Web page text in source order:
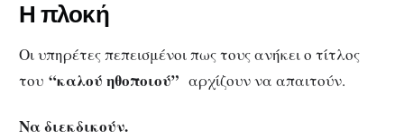
Η πλοκή
Οι υπηρέτες πεπεισμένοι πως τους ανήκει ο τίτλος
του “καλού ηθοποιού” αρχίζουν να απαιτούν.
Nα διεκδικούν.